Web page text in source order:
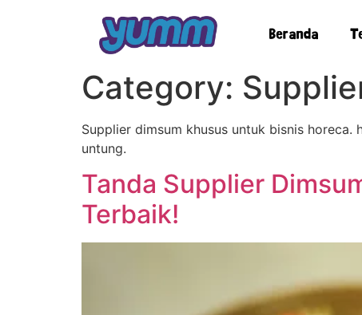
Beranda
Category:
Supplier dimsum khusus untuk bisnis
untung.
Tanda Supplier
Terbaik!